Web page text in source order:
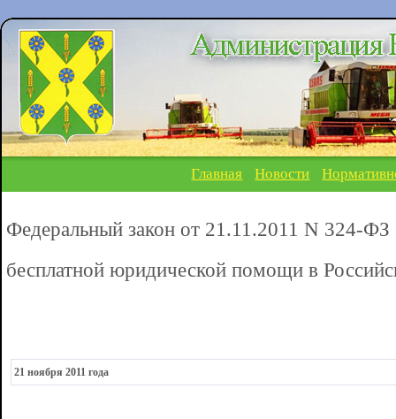
Главная Новости
Федеральный закон от 21.11.2011 N 324-
бесплатной юридической помощи в
21 ноября 2011 года